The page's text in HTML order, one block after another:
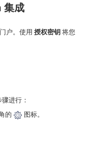
集成
户。使用 授权密钥将您
进行：
的
图标。